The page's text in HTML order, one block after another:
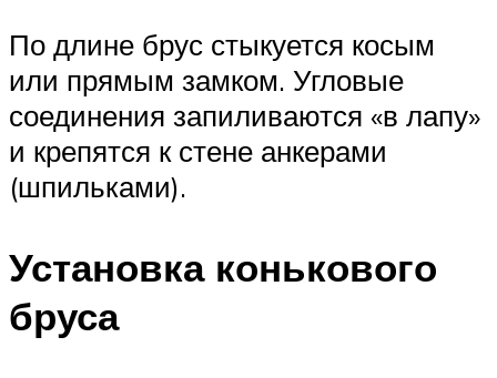
По длине брус стыкуется косым
или прямым замком. Угловые
соединения запиливаются «в лапу»
и крепятся к стене анкерами
(шпильками).
Установка конькового
бруса